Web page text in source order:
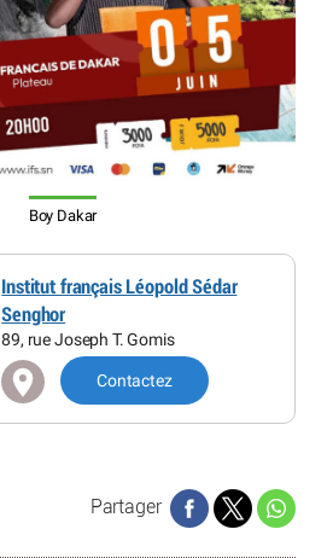
Boy Dakar
Institut français Léopold Sédar
Senghor
89, rue Joseph T. Gomis
Contactez
Partager